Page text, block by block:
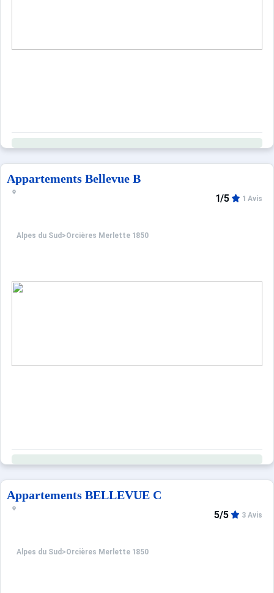
Appartements Bellevue B
Alpes du Sud >Orcières Merlette 1850
1/5 1 Avis
Appartements BELLEVUE C
Alpes du Sud >Orcières Merlette 1850
5/5 3 Avis